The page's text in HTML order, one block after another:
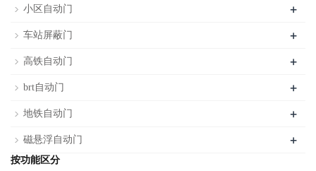
小区自动门 +
车站屏蔽门 +
高铁自动门 +
brt自动门 +
地铁自动门 +
磁悬浮自动门 +
按功能区分